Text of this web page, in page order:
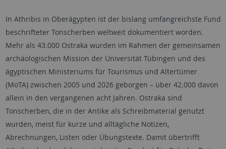
In Athribis in Oberägypten ist der bislang umfangreichste Fund
beschrifteter Tonscherben weltweit dokumentiert worden.
Mehr als 43.000 Ostraka wurden im Rahmen der gemeinsamen
archäologischen Mission der Universität Tübingen und des
ägyptischen Ministeriums für Tourismus und Altertümer
(MoTA) zwischen 2005 und 2026 geborgen – über 42.000 davon
allein in den vergangenen acht Jahren. Ostraka sind
Tonscherben, die in der Antike als Schreibmaterial genutzt
wurden, meist für kurze und alltägliche Notizen,
Abrechnungen, Listen oder Übungstexte. Damit übertrifft